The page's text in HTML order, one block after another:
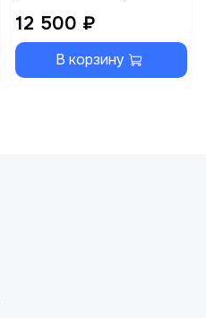
12 500 ₽
В корзину